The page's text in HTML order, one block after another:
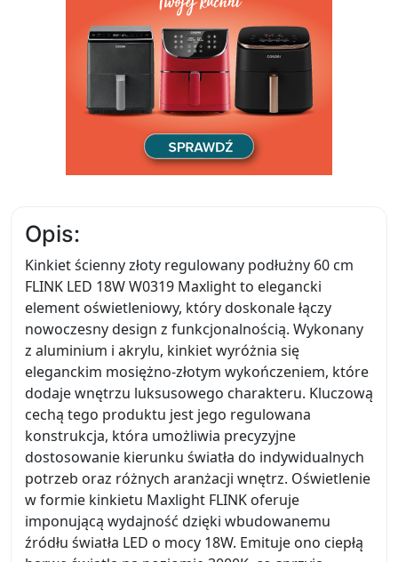
Opis:
Kinkiet ścienny złoty regulowany podłużny 60 cm
FLINK LED 18W W0319 Maxlight to elegancki
element oświetleniowy, który doskonale łączy
nowoczesny design z funkcjonalnością. Wykonany
z aluminium i akrylu, kinkiet wyróżnia się
eleganckim mosiężno-złotym wykończeniem, które
dodaje wnętrzu luksusowego charakteru. Kluczową
cechą tego produktu jest jego regulowana
konstrukcja, która umożliwia precyzyjne
dostosowanie kierunku światła do indywidualnych
potrzeb oraz różnych aranżacji wnętrz. Oświetlenie
w formie kinkietu Maxlight FLINK oferuje
imponującą wydajność dzięki wbudowanemu
źródłu światła LED o mocy 18W. Emituje ono ciepłą